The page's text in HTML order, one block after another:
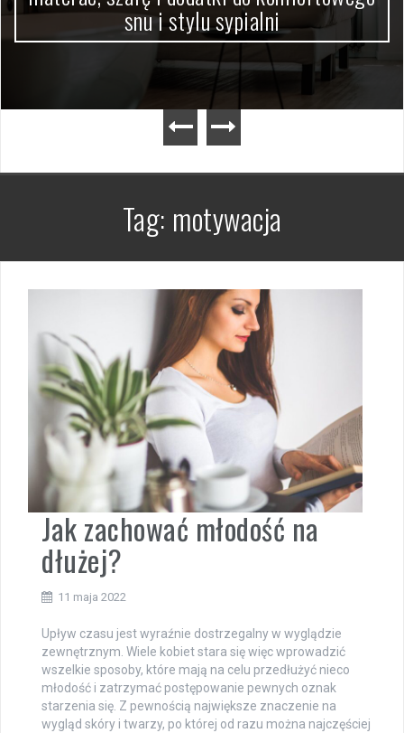
snu i stylu sypialni
Tag: motywacja
Jak zachować młodość na
dłużej?
11 maja 2022
Upływ czasu jest wyraźnie dostrzegalny w wyglądzie
zewnętrznym. Wiele kobiet stara się więc wprowadzić
wszelkie sposoby, które mają na celu przedłużyć nieco
młodość i zatrzymać postępowanie pewnych oznak
starzenia się. Z pewnością największe znaczenie na
wygląd skóry i twarzy, po której od razu można najczęściej